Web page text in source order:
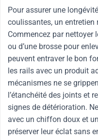
Pour assurer une
coulissantes, un entretien
Commencez par nettoyer
ou d’une brosse pour
peuvent entraver le bon
les rails avec un produit
mécanismes ne se
l’étanchéité des joints et
signes de détérioration.
avec un chiffon doux et
préserver leur éclat sans